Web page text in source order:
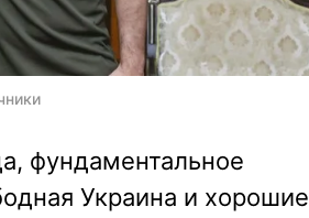
фундаментальное
Украина и хорошие